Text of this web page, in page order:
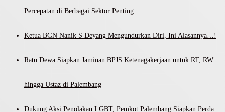
Percepatan di Berbagai Sektor Penting
Ketua BGN Nanik S Deyang Mengundurkan Diri, Ini Alasannya…!
Ratu Dewa Siapkan Jaminan BPJS Ketenagakerjaan untuk RT, RW
hingga Ustaz di Palembang
Dukung Aksi Penolakan LGBT, Pemkot Palembang Siapkan Perda